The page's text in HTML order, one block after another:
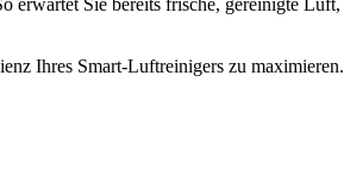
Ihres Smart-Luftreinigers zu maximieren.